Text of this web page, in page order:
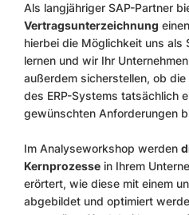
Als langjähriger SAP-Partner
Vertragsunterzeichnung
hierbei die Möglichkeit uns als
lernen und wir Ihr
außerdem sicherstellen, ob
des ERP-Systems tatsächlich
gewünschten Anforderungen
Im Analyseworkshop werden
Kernprozesse in Ihrem
erörtert, wie diese mit einem
abgebildet und optimiert